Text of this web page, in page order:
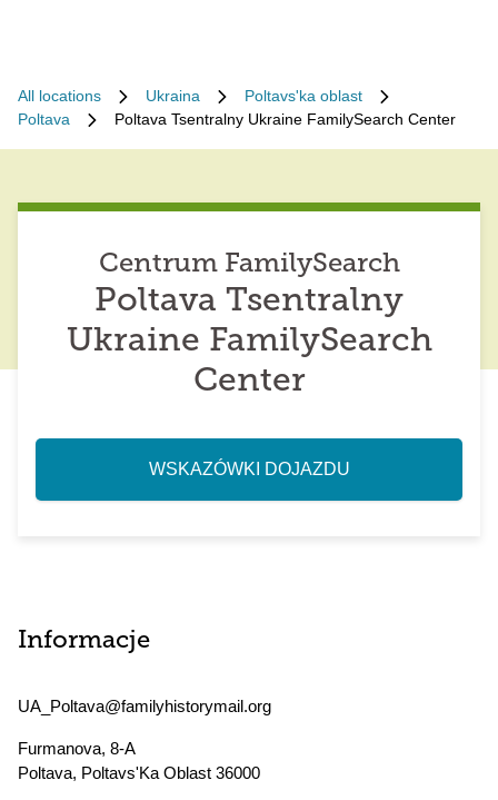
All locations Ukraina
Poltavs'ka oblast
Poltava
Poltava Tsentralny Ukraine FamilySearch Center
Centrum FamilySearch
Poltava Tsentralny
Ukraine FamilySearch
Center
WSKAZÓWKI DOJAZDU
Informacje
UA_Poltava@familyhistorymail.org
Furmanova, 8-A
Poltava, Poltavs'Ka Oblast 36000